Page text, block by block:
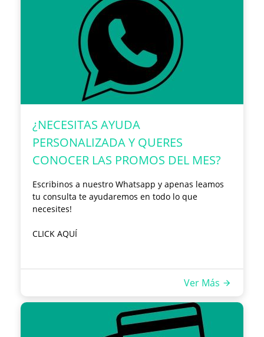
¿NECESITAS AYUDA
PERSONALIZADA Y QUERES
CONOCER LAS PROMOS DEL MES?
Escribinos a nuestro Whatsapp y apenas leamos
tu consulta te ayudaremos en todo lo que
necesites!
CLICK AQUÍ
las historias destacadas de nuestro Instagram
https://www.instagram.com/willkay.glamping/
Ver Más